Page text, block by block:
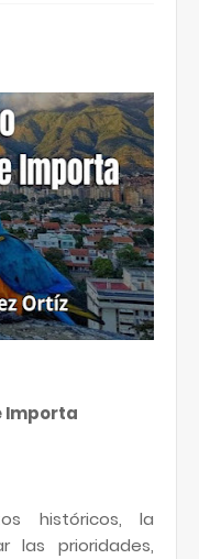
Importa
históricos, la
las prioridades,